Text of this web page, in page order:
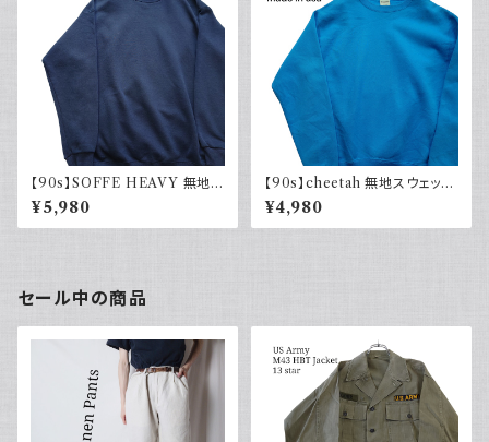
【90s】SOFFE HEAVY 無地ス
ウェット Plain sweatshirt 90
年代 古着 USA製
¥5,980
【90s】cheetah 無地スウェット
Plain sweatshirt 水色 ライト
ブルー 古着 USA製
¥4,980
セール中の商品